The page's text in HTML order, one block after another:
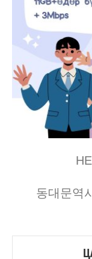
동대문역